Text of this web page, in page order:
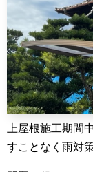
上屋根施工期間
すことなく雨対